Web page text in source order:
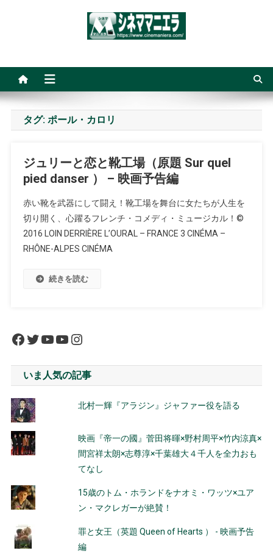
タグ: ポール・カロリ
ジュリーと恋と靴工場（原題 Sur quel
pied danser ） – 映画予告編
赤い靴を武器にして闘え！靴工場を舞台に女たちが人生を
切り開く、心躍るフレンチ・コメディ・ミュージカル！©
2016 LOIN DERRIÈRE L’OURAL – FRANCE 3 CINÉMA –
RHÔNE-ALPES CINÉMA
続きを読む
Facebook
Twitter
YouTube
YouTube
Instagram
いま人気の記事
北村一輝『アラジン』ジャファー役を語る
映画『帝一の國』菅田将暉×野村周平×竹内涼真×
間宮祥太朗×志尊淳×千葉雄大４千人を全力おも
てなし
15歳のトム・ホランドをナオミ・ワッツ×ユア
ン・マクレガーが絶賛！
罪と女王（英題 Queen of Hearts ） - 映画予告
編